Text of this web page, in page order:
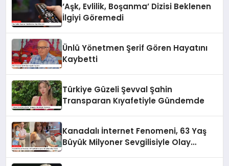
‘Aşk, Evlilik, Boşanma’ Dizisi Beklenen
İlgiyi Göremedi
Ünlü Yönetmen Şerif Gören Hayatını
Kaybetti
Türkiye Güzeli Şevval Şahin
Transparan Kıyafetiyle Gündemde
Kanadalı İnternet Fenomeni, 63 Yaş
Büyük Milyoner Sevgilisiyle Olay